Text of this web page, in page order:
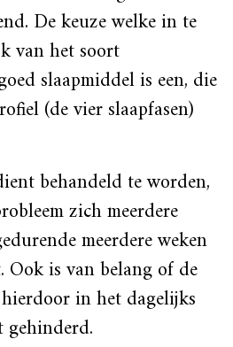
De keuze welke in te
van het soort
slaapmiddel is een, die
(de vier slaapfasen)
behandeld te worden,
zich meerdere
meerdere weken
Ook is van belang of de
in het dagelijks